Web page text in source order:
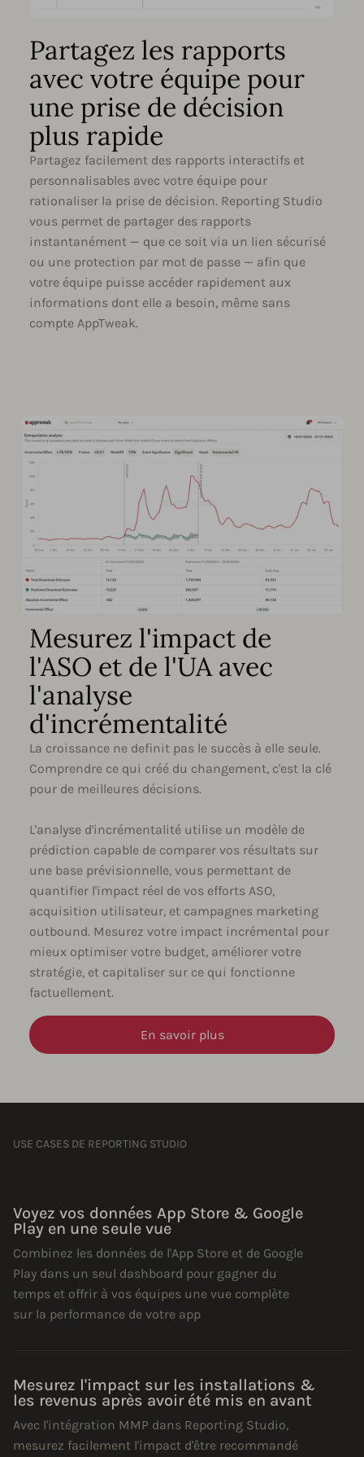
Partagez les rapports
avec votre équipe pour
une prise de décision
plus rapide
Partagez facilement des rapports interactifs et
personnalisables avec votre équipe pour
rationaliser la prise de décision. Reporting Studio
vous permet de partager des rapports
instantanément — que ce soit via un lien sécurisé
ou une protection par mot de passe — afin que
votre équipe puisse accéder rapidement aux
informations dont elle a besoin, même sans
compte AppTweak.
Mesurez l'impact de
l'ASO et de l'UA avec
l'analyse
d'incrémentalité
La croissance ne definit pas le succès à elle seule.
Comprendre ce qui créé du changement, c'est la clé
pour de meilleures décisions.
L'analyse d'incrémentalité utilise un modèle de
prédiction capable de comparer vos résultats sur
une base prévisionnelle, vous permettant de
quantifier l'impact réel de vos efforts ASO,
acquisition utilisateur, et campagnes marketing
outbound. Mesurez votre impact incrémental pour
mieux optimiser votre budget, améliorer votre
stratégie, et capitaliser sur ce qui fonctionne
factuellement.
En savoir plus
USE CASES DE REPORTING STUDIO
Voyez vos données App Store & Google
Play en une seule vue
Combinez les données de l'App Store et de Google
Play dans un seul dashboard pour gagner du
temps et offrir à vos équipes une vue complète
sur la performance de votre app
Mesurez l'impact sur les installations &
les revenus après avoir été mis en avant
Avec l'intégration MMP dans Reporting Studio,
mesurez facilement l'impact d'être recommandé